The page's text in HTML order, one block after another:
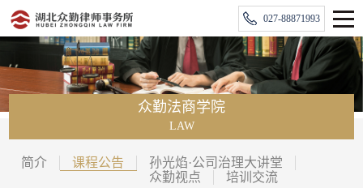
027-88871993
众勤法商学院
LAW
简介 课程公告
孙光焰·公司治理大讲堂
众勤视点
培训交流